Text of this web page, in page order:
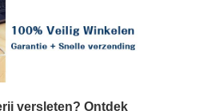
versleten? Ontdek